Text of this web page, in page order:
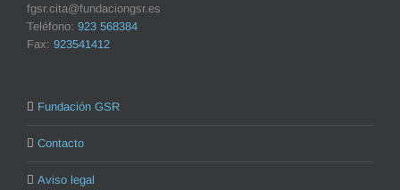
fgsr.cita@fundaciongsr.es
Teléfono: 923 568384
Fax: 923541412
Fundación GSR
Contacto
Aviso legal